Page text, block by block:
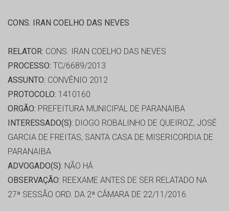
CONS. IRAN COELHO DAS NEVES
RELATOR: CONS. IRAN COELHO DAS NEVES
PROCESSO: TC/6689/2013
ASSUNTO: CONVÊNIO 2012
PROTOCOLO: 1410160
ORGÃO: PREFEITURA MUNICIPAL DE PARANAIBA
INTERESSADO(S): DIOGO ROBALINHO DE QUEIROZ, JOSÉ
GARCIA DE FREITAS, SANTA CASA DE MISERICORDIA DE
PARANAIBA
ADVOGADO(S): NÃO HÁ
OBSERVAÇÃO: REEXAME ANTES DE SER RELATADO NA
27ª SESSÃO ORD. DA 2ª CÂMARA DE 22/11/2016.